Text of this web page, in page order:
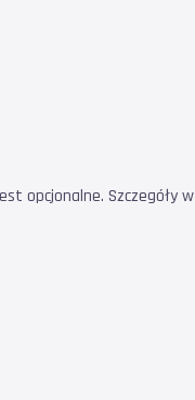
opcjonalne. Szczegóły w